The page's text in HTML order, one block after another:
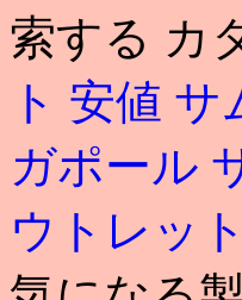
索する カ
ト 安値 サ
ガポール
ウトレッ